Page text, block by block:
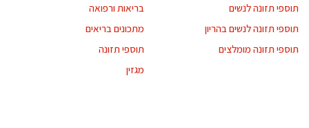
תוספי תזונה לנשים
תוספי תזונה לנשים בהריון
תוספי תזונה מומלצים
בריאות ורפואה
מתכונים בריאים
תוספי תזונה
מגזין